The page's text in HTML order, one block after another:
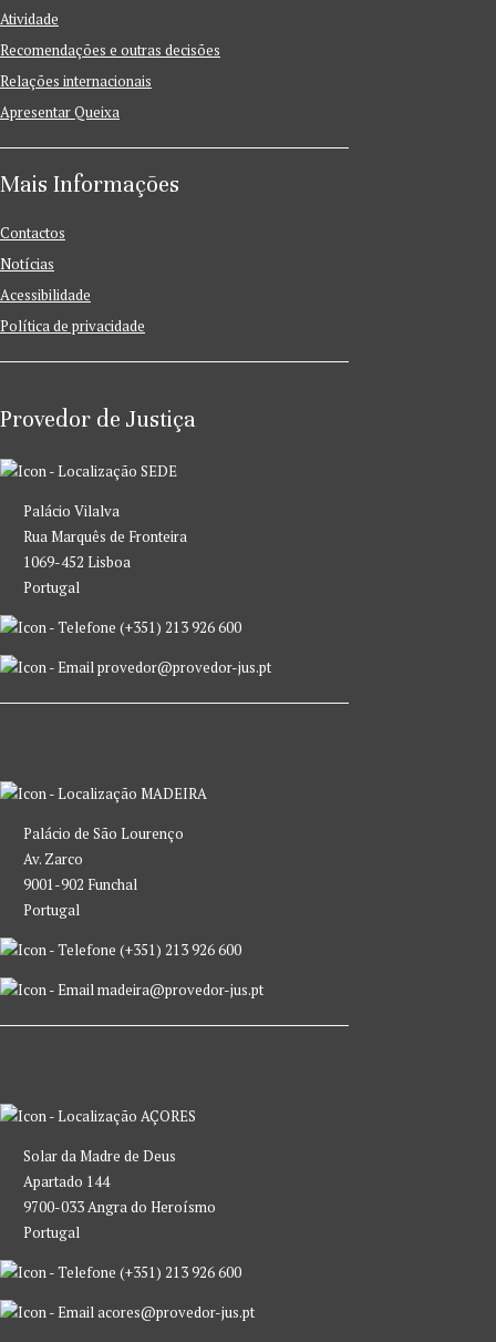
Atividade
Recomendações e outras decisões
Relações internacionais
Apresentar Queixa
Mais Informações
Contactos
Notícias
Acessibilidade
Política de privacidade
Provedor de Justiça
SEDE
Palácio Vilalva
Rua Marquês de Fronteira
1069-452 Lisboa
Portugal
(+351) 213 926 600
provedor@provedor-jus.pt
MADEIRA
Palácio de São Lourenço
Av. Zarco
9001-902 Funchal
Portugal
(+351) 213 926 600
madeira@provedor-jus.pt
AÇORES
Solar da Madre de Deus
Apartado 144
9700-033 Angra do Heroísmo
Portugal
(+351) 213 926 600
acores@provedor-jus.pt